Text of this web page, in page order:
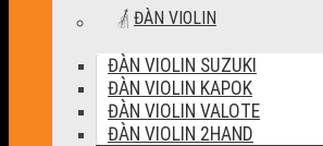
ĐÀN VIOLIN
ĐÀN VIOLIN SUZUKI
ĐÀN VIOLIN KAPOK
ĐÀN VIOLIN VALOTE
ĐÀN VIOLIN 2HAND